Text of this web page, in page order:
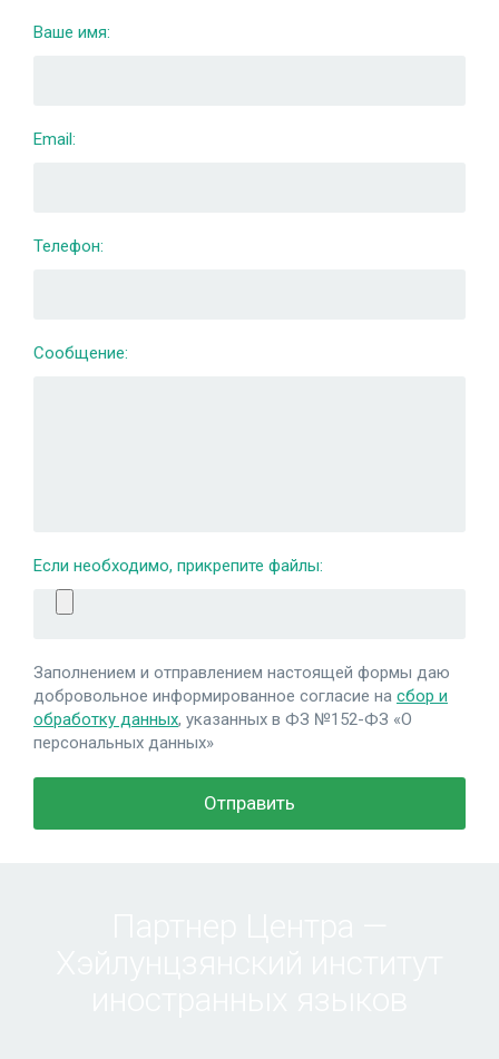
Ваше имя:
Email:
Телефон:
Сообщение:
Если необходимо, прикрепите файлы:
Заполнением и отправлением настоящей формы даю
добровольное информированное согласие на сбор и
обработку данных, указанных в ФЗ №152-ФЗ «О
персональных данных»